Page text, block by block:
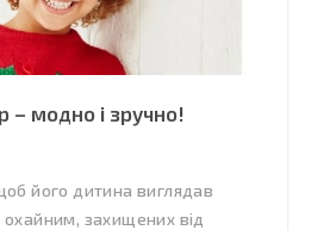
модно і зручно!
його дитина виглядав
захищених від